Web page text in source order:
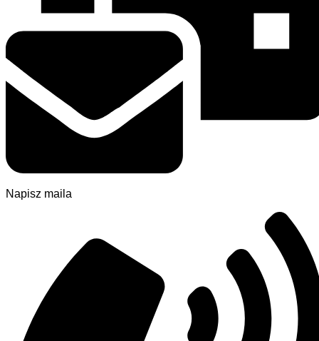
Napisz maila